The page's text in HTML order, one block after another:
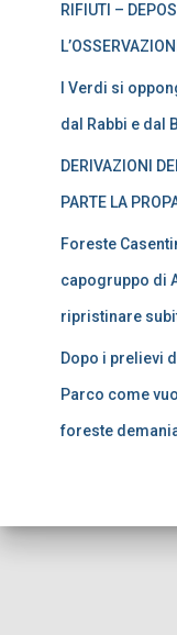
RIFIUTI –
I Verdi si
dal Rabbi e dal
DERIVAZIONI
PARTE LA
Foreste
capogruppo di
ripristinare
Dopo i prelievi
Parco come
foreste